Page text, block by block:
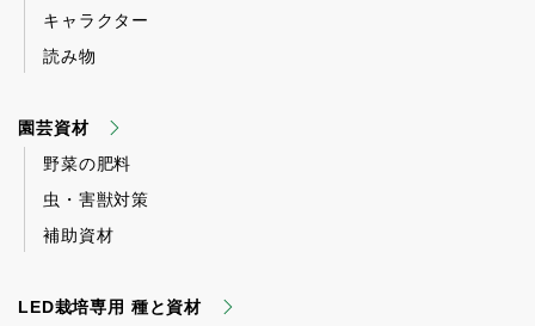
キャラクター
読み物
園芸資材
野菜の肥料
虫・害獣対策
補助資材
LED栽培専用 種と資材